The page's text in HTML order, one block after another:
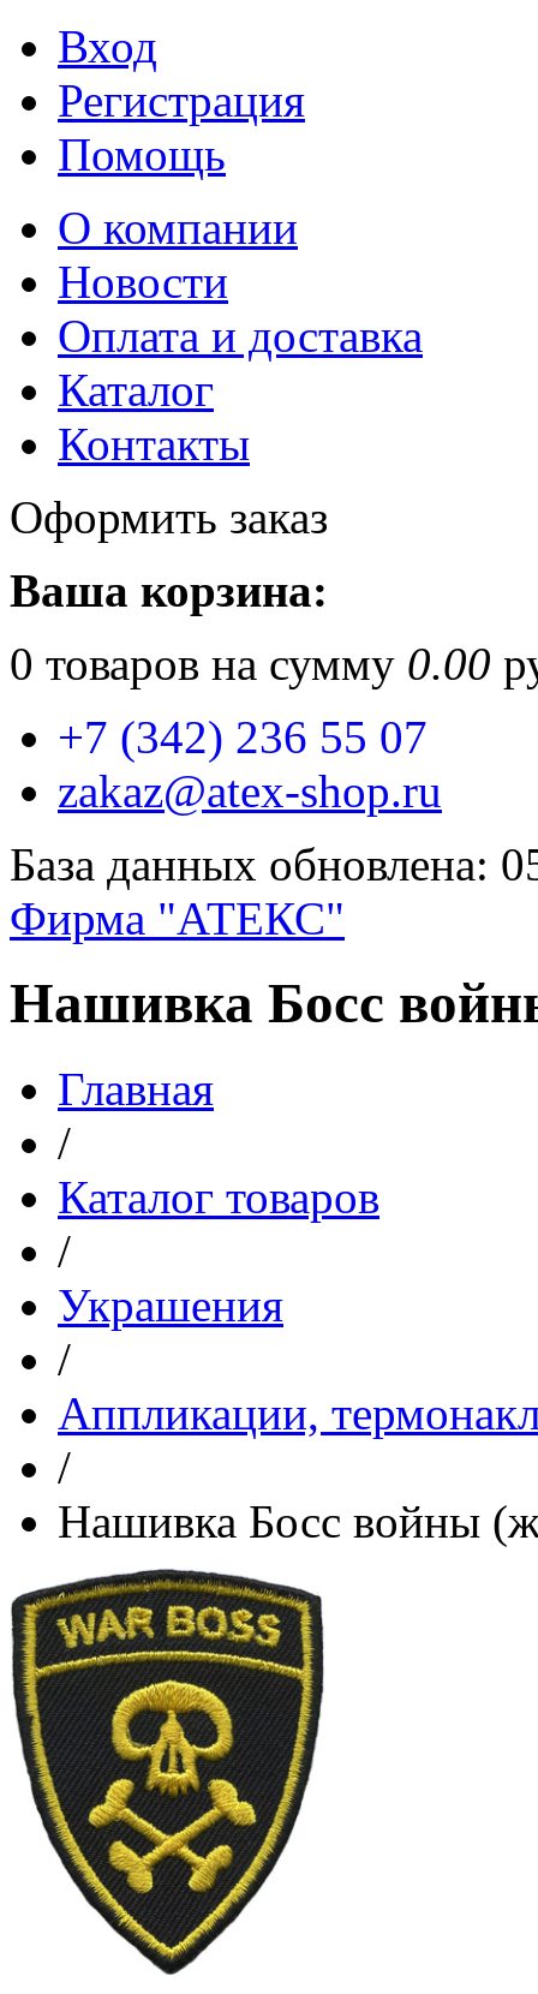
Вход
Регистрация
Помощь
О компании
Новости
Оплата и доставка
Каталог
Контакты
Оформить заказ
Ваша корзина:
0 товаров на сумму 0.00
+7 (342) 236 55 07
zakaz@atex-shop.ru
База данных обновлена:
Фирма "АТЕКС"
Нашивка Босс
Главная
/
Каталог товаров
/
Украшения
/
Аппликации,
/
Нашивка Босс войны